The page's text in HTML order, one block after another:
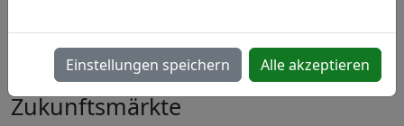
Fachgruppe Photonik –
Schlüsseltechnologie für
Digitalisierung, Industrie und
Zukunftsmärkte
Einstellungen speichern Alle akzeptieren